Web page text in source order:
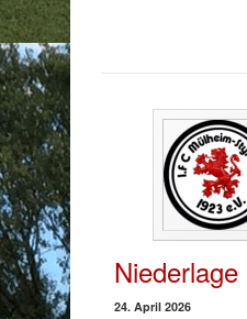
Niederlage
24. April 2026